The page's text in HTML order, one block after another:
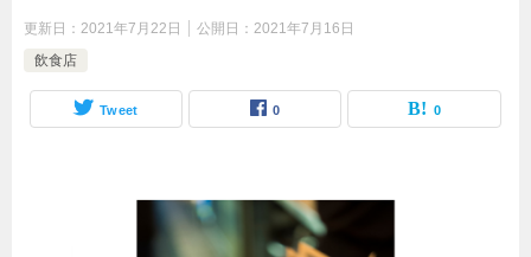
更新日： 2021年7月22日 公開日： 2021年7月16日
飲食店
Tweet 0 0